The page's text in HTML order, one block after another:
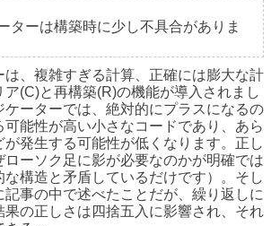
ターは構築時に少し不具合がありま
は、複雑すぎる計算、正確には膨大な計
(C)と再構築(R)の機能が導入されまし
ケーターでは、絶対的にプラスになるの
可能性が高い小さなコードであり、あら
が発生する可能性が低くなります。正し
ローソク足に影が必要なのかが明確では
な構造と矛盾しているだけです）。そし
記事の中で述べたことだが、繰り返しに
果の正しさは四捨五入に影響され、それ